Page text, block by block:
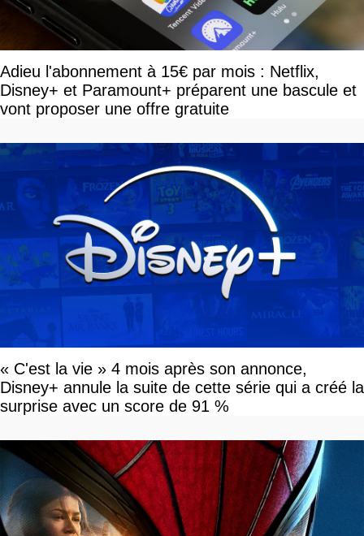
Adieu l'abonnement à 15€ par mois : Netflix,
Disney+ et Paramount+ préparent une bascule et
vont proposer une offre gratuite
« C'est la vie » 4 mois après son annonce,
Disney+ annule la suite de cette série qui a créé la
surprise avec un score de 91 %